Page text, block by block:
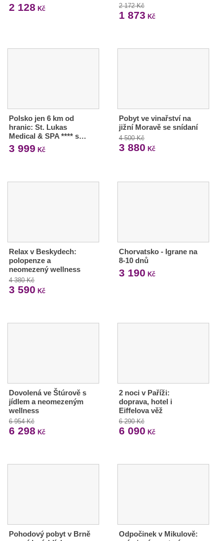
2 128 Kč 2 172 Kč
1 873 Kč
Polsko jen 6 km od
hranic: St. Lukas
Medical & SPA **** s…
3 999 Kč
Pobyt ve vinařství na
jižní Moravě se snídaní
4 500 Kč
3 880 Kč
Relax v Beskydech:
polopenze a
neomezený wellness
4 380 Kč
3 590 Kč
Chorvatsko - Igrane na
8-10 dnů
3 190 Kč
Dovolená ve Štúrově s
jídlem a neomezeným
wellness
6 954 Kč
6 298 Kč
2 noci v Paříži:
doprava, hotel i
Eiffelova věž
6 290 Kč
6 090 Kč
Pohodový pobyt v Brně
Odpočinek v Mikulově: